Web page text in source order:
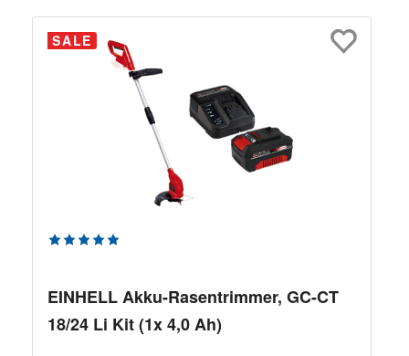
SALE
Durchschnittliche Bewertung von 5 von 5 Sternen
EINHELL Akku-Rasentrimmer, GC-CT
18/24 Li Kit (1x 4,0 Ah)